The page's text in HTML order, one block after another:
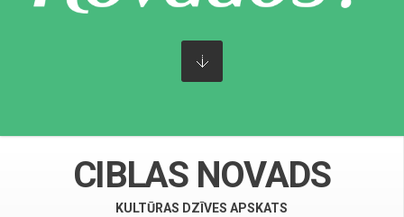
CIBLAS NOVADS
KULTŪRAS DZĪVES APSKATS